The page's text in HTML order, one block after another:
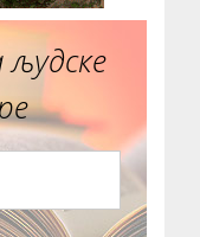
људске